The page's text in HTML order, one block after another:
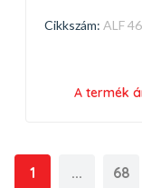
Cikkszám: ALF
A termék
1 ... 68